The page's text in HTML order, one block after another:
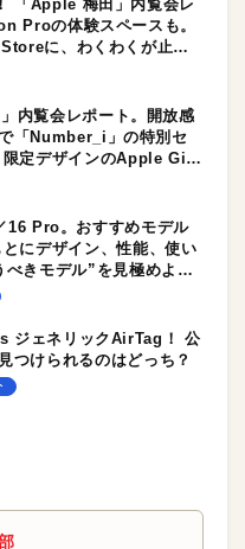
「Apple 梅田」内覧会レ
Proの体験スペースも。
に、わくわくが止ま
内覧会レポート。開放感
「Number_i」の特別セ
限定デザインのApple Gift
16 Pro。おすすめモデル
にデザイン、性能、使い
べきモデル”を見極めよ
ジェネリックAirTag！ 公
つけられるのはどっち？